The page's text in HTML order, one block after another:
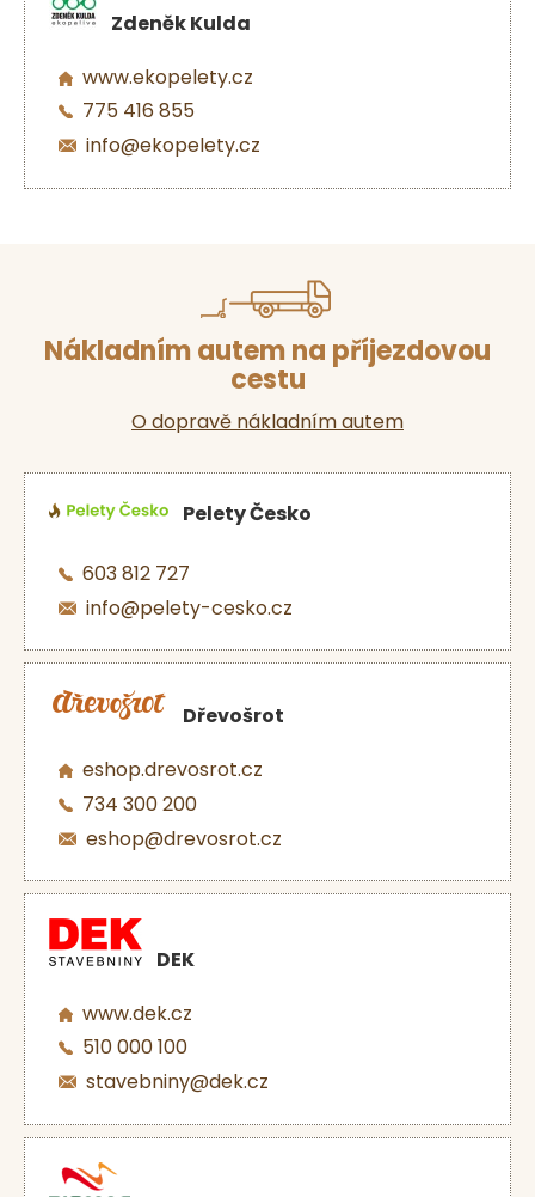
Zdeněk Kulda
www.ekopelety.cz
775 416 855
info@ekopelety.cz
Nákladním autem na příjezdovou
cestu
O dopravě nákladním autem
Pelety Česko
603 812 727
info@pelety-cesko.cz
Dřevošrot
eshop.drevosrot.cz
734 300 200
eshop@drevosrot.cz
DEK
www.dek.cz
510 000 100
stavebniny@dek.cz